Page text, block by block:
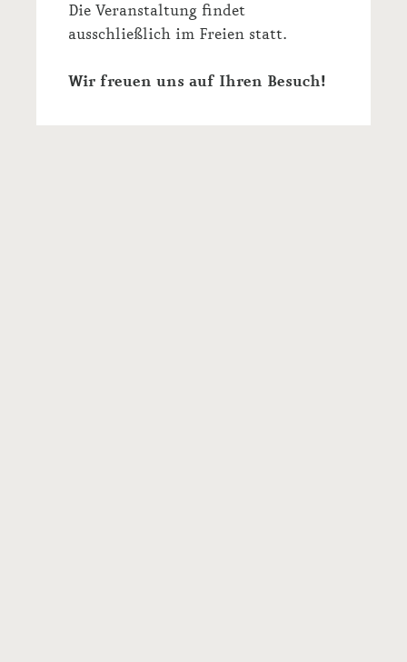
Die Veranstaltung findet
ausschließlich im Freien statt.
Wir freuen uns auf Ihren Besuch!